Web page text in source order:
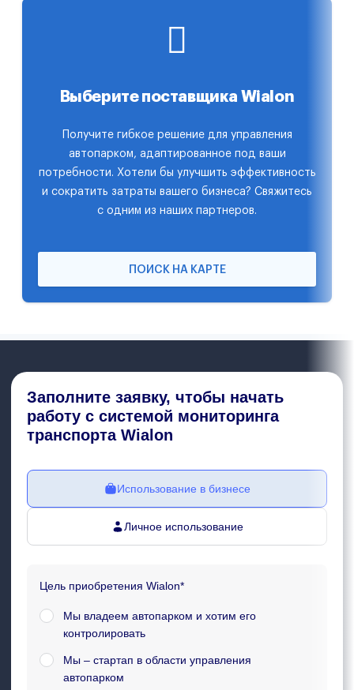
Выберите поставщика Wialon
Получите гибкое решение для управления
автопарком, адаптированное под ваши
потребности. Хотели бы улучшить эффективность
и сократить затраты вашего бизнеса? Свяжитесь
с одним из наших партнеров.
ПОИСК НА КАРТЕ